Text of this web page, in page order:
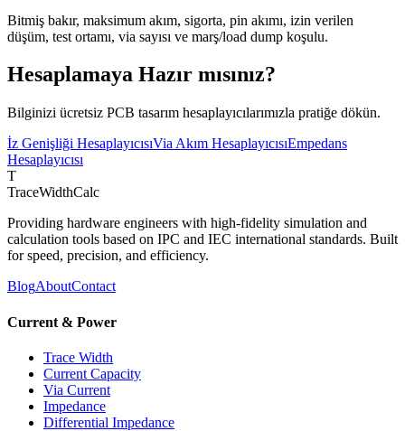
Bitmiş bakır, maksimum akım, sigorta, pin akımı, izin verilen
düşüm, test ortamı, via sayısı ve marş/load dump koşulu.
Hesaplamaya Hazır mısınız?
Bilginizi ücretsiz PCB tasarım hesaplayıcılarımızla pratiğe dökün.
İz Genişliği HesaplayıcısıVia Akım HesaplayıcısıEmpedans
Hesaplayıcısı
T
TraceWidthCalc
Providing hardware engineers with high-fidelity simulation and
calculation tools based on IPC and IEC international standards. Built
for speed, precision, and efficiency.
BlogAboutContact
Current & Power
Trace Width
Current Capacity
Via Current
Impedance
Differential Impedance